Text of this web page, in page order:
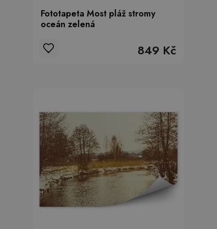
Fototapeta Most pláž stromy
oceán zelená
849 Kč